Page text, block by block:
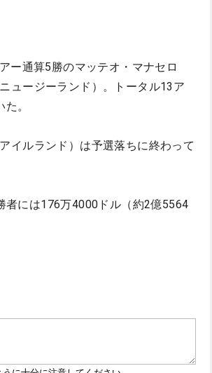
ー通算5勝のマッテオ・マナセロ
ュージーランド）。トータル13ア
。
イルランド）は予選落ちに終わって
者には176万4000ドル（約2億5564